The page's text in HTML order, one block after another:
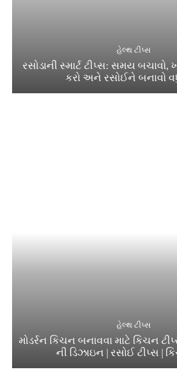
હેલ્થ ટીપ્સ
રસોડાની સ્માર્ટ ટીપ્સ: સમય બચાવો,
કરો અને રસોઈને બનાવો
હેલ્થ ટીપ્સ
મોડર્રન કિચન બનાવવા માટે કિચન
ની ડિઝાઇન | રસોઈ ટીપ્સ |